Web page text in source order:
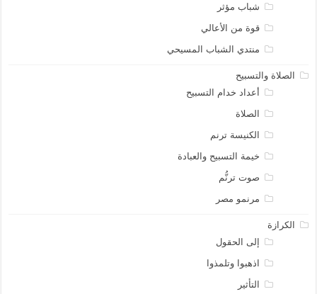
شباب مؤثر
قوة من الأعالي
منتدي الشباب المسيحي
الصلاة والتسبيح
أعداد خدام التسبيح
الصلاة
الكنيسة ترنم
خيمة التسبيح والعبادة
صوت ترنُّم
مرنمو مصر
الكرازة
إلى الحقول
اذهبوا وتلمذوا
التأثير